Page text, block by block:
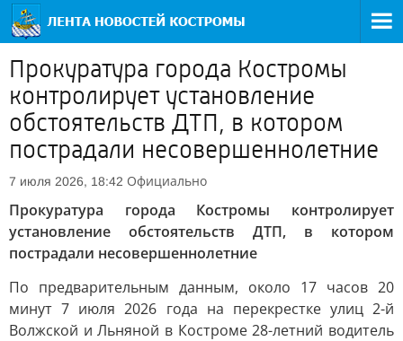
Прокуратура города Костромы
контролирует установление
обстоятельств ДТП, в котором
пострадали несовершеннолетние
7 июля 2026, 18:42 Официально
Прокуратура города Костромы контролирует
установление обстоятельств ДТП, в котором
пострадали несовершеннолетние
По предварительным данным, около 17 часов 20
минут 7 июля 2026 года на перекрестке улиц 2-й
Волжской и Льняной в Костроме 28-летний водитель